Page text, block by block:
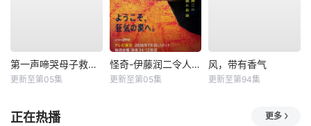
第一声啼哭母子救命急救班
更新至第05集
怪奇-伊藤润二令人彻夜难眠的奇异故事－
更新至第05集
风，带有香气
更新至第94集
正在热播 更多